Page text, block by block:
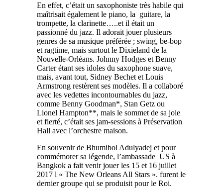
En effet, c’était un saxophoniste très habile qui
maîtrisait également le piano, la guitare, la
trompette, la clarinette…..et il était un
passionné du jazz. Il adorait jouer plusieurs
genres de sa musique préférée ; swing, be-bop
et ragtime, mais surtout le Dixieland de la
Nouvelle-Orléans. Johnny Hodges et Benny
Carter étant ses idoles du saxophone suave,
mais, avant tout, Sidney Bechet et Louis
Armstrong restèrent ses modèles. Il a collaboré
avec les vedettes incontournables du jazz,
comme Benny Goodman*, Stan Getz ou
Lionel Hampton**, mais le sommet de sa joie
et fierté, c’était ses jam-sessions à Préservation
Hall avec l’orchestre maison.
En souvenir de Bhumibol Adulyadej et pour
commémorer sa légende, l’ambassade US à
Bangkok a fait venir jouer les 15 et 16 juillet
2017 l « The New Orleans All Stars ». furent le
dernier groupe qui se produisit pour le Roi.